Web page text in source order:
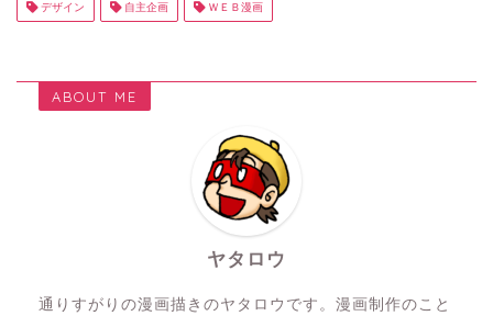
デザイン 自主企画 ＷＥＢ漫画
ABOUT ME
ヤタロウ
通りすがりの漫画描きのヤタロウです。漫画制作のこと